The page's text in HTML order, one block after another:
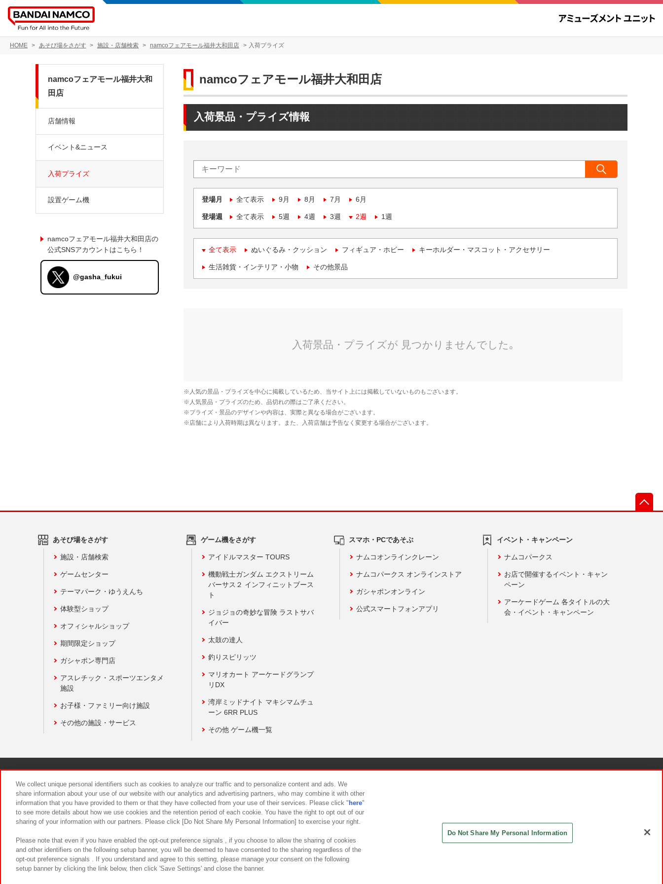
HOME あそび場をさがす 施設・店舗検索 namcoフェアモール福井大和田店 入荷プライズ
namcoフェアモール福井大和田店
入荷景品・プライズ情報
登場月 全て表示 9月 8月 7月 6月
登場週 全て表示 5週 4週 3週 2週 1週
全て表示 ぬいぐるみ・クッション フィギュア・ホビー キーホルダー・マスコット・アクセサリー
生活雑貨・インテリア・小物 その他景品
namcoフェアモール福井大和
田店
店舗情報
イベント&ニュース
入荷プライズ
設置ゲーム機
namcoフェアモール福井大和田店の
公式SNSアカウントはこちら！
@gasha_fukui
あそび場をさがす
施設・店舗検索
ゲームセンター
テーマパーク・ゆうえんち
体験型ショップ
オフィシャルショップ
期間限定ショップ
ガシャポン専門店
アスレチック・スポーツエンタメ
施設
お子様・ファミリー向け施設
その他の施設・サービス
ゲーム機をさがす
アイドルマスター TOURS
機動戦士ガンダム エクストリーム
バーサス２ インフィニットブース
ト
ジョジョの奇妙な冒険 ラストサバ
イバー
太鼓の達人
釣りスピリッツ
マリオカート アーケードグランプ
リDX
湾岸ミッドナイト マキシマムチュ
ーン 6RR PLUS
その他 ゲーム機一覧
スマホ・PCであそぶ
ナムコオンラインクレーン
ナムコパークス オンラインストア
ガシャポンオンライン
公式スマートフォンアプリ
イベント・キャンペーン
ナムコパークス
お店で開催するイベント・キャン
ペーン
アーケードゲーム 各タイトルの大
会・イベント・キャンペーン
食品のご提供について カスタマーハラスメント対応方針
We collect unique personal identifiers such as cookies to analyze our traffic and to personalize content and ads. We
share information about your use of our website with our analytics and advertising partners, who may combine it with other
information that you have provided to them or that they have collected from your use of their services. Please click " here"
to see more details about how we use cookies and the retention period of each cookie. You have the right to opt out of our
sharing of your information with our partners. Please click [Do Not Share My Personal Information] to exercise your right.
Please note that even if you have enabled the opt-out preference signals , if you choose to allow the sharing of cookies
and other identifiers on the following setup banner, you will be deemed to have consented to the sharing regardless of the
opt-out preference signals . If you understand and agree to this setting, please manage your consent on the following
setup banner by clicking the link below, then click 'Save Settings' and close the banner.
Do Not Share My Personal Information